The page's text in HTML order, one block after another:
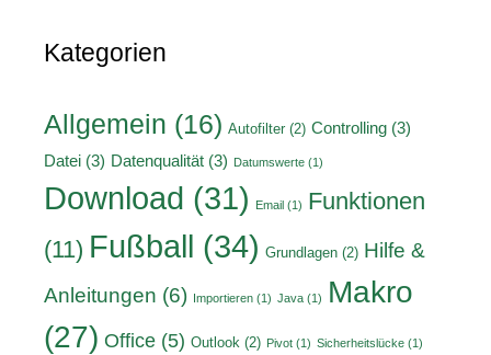
Kategorien
Allgemein (16) Autofilter (2) Controlling (3)
Datei (3) Datenqualität (3) Datumswerte (1)
Download (31) Email (1) Funktionen
(11) Fußball (34) Grundlagen (2) Hilfe &
Anleitungen (6) Importieren (1) Java (1)
Makro
(27) Office (5) Outlook (2) Pivot (1) Sicherheitslücke (1)